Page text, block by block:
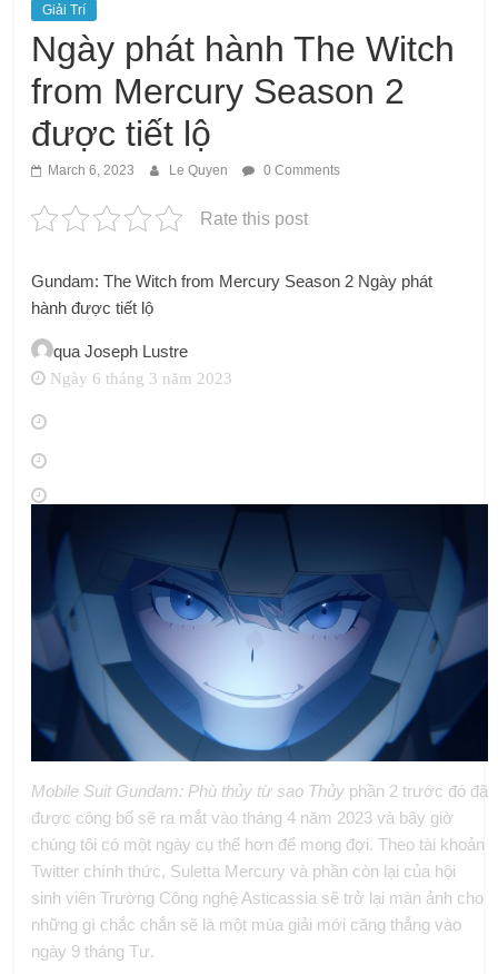
Giải Trí
Ngày phát hành The Witch
from Mercury Season 2
được tiết lộ
March 6, 2023 Le Quyen 0 Comments
Rate this post
Gundam: The Witch from Mercury Season 2 Ngày phát
hành được tiết lộ
quaJoseph Lustre
Ngày 6 tháng 3 năm 2023
Mobile Suit Gundam: Phù thủy từ sao Thủy phần 2 trước đó đã
được công bố sẽ ra mắt vào tháng 4 năm 2023 và bây giờ
chúng tôi có một ngày cụ thể hơn để mong đợi. Theo tài khoản
Twitter chính thức, Suletta Mercury và phần còn lại của hội
sinh viên Trường Công nghệ Asticassia sẽ trở lại màn ảnh cho
những gì chắc chắn sẽ là một mùa giải mới căng thẳng vào
ngày 9 tháng Tư.